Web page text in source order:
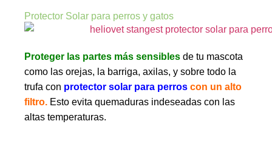
Protector Solar para perros y gatos
Proteger las partes más sensibles de tu mascota
como las orejas, la barriga, axilas, y sobre todo la
trufa con protector solar para perros con un alto
filtro. Esto evita quemaduras indeseadas con las
altas temperaturas.